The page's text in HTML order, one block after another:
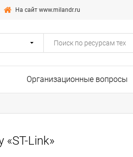
На сайт www.milandr.ru
Организационные вопросы
«ST-Link»